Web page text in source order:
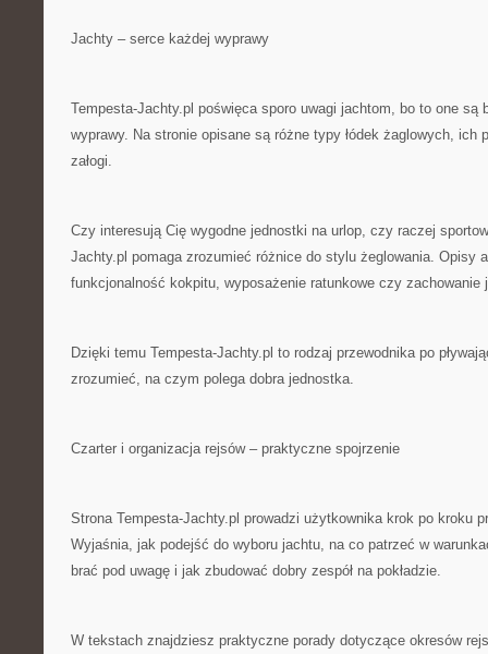
Jachty – serce każdej wyprawy
Tempesta-Jachty.pl poświęca sporo uwagi jachtom, bo to one są
wyprawy. Na stronie opisane są różne typy łódek żaglowych, ich
załogi.
Czy interesują Cię wygodne jednostki na urlop, czy raczej
Jachty.pl pomaga zrozumieć różnice do stylu żeglowania. Opisy
funkcjonalność kokpitu, wyposażenie ratunkowe czy zachowanie
Dzięki temu Tempesta-Jachty.pl to rodzaj przewodnika po
zrozumieć, na czym polega dobra jednostka.
Czarter i organizacja rejsów – praktyczne spojrzenie
Strona Tempesta-Jachty.pl prowadzi użytkownika krok po kroku
Wyjaśnia, jak podejść do wyboru jachtu, na co patrzeć w
brać pod uwagę i jak zbudować dobry zespół na pokładzie.
W tekstach znajdziesz praktyczne porady dotyczące okresów